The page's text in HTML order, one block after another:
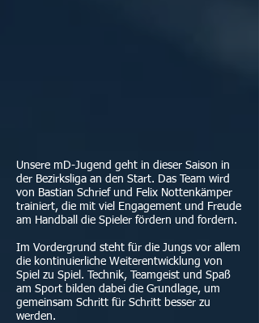
Unsere mD-Jugend geht in dieser Saison in
der Bezirksliga an den Start. Das Team wird
von Bastian Schrief und Felix Nottenkämper
trainiert, die mit viel Engagement und Freude
am Handball die Spieler fördern und fordern.
Im Vordergrund steht für die Jungs vor allem
die kontinuierliche Weiterentwicklung von
Spiel zu Spiel. Technik, Teamgeist und Spaß
am Sport bilden dabei die Grundlage, um
gemeinsam Schritt für Schritt besser zu
werden.